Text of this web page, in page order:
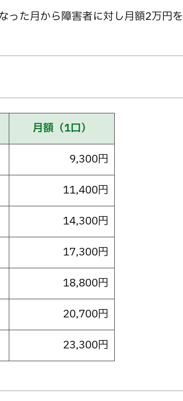
った月から障害者に対し月額2万円を
月額（1口）
9,300円
11,400円
14,300円
17,300円
18,800円
20,700円
23,300円